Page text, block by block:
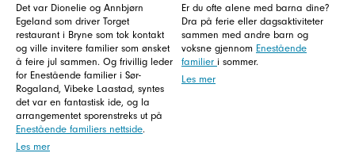
Det var Dionelie og Annbjørn
Egeland som driver Torget
restaurant i Bryne som tok kontakt
og ville invitere familier som ønsket
å feire jul sammen. Og frivillig leder
for Enestående familier i Sør-
Rogaland, Vibeke Laastad, syntes
det var en fantastisk ide, og la
arrangementet sporenstreks ut på
Enestående familiers nettside.
Les mer
Er du ofte alene med barna dine?
Dra på ferie eller dagsaktiviteter
sammen med andre barn og
voksne gjennom Enestående
familier i sommer.
Les mer